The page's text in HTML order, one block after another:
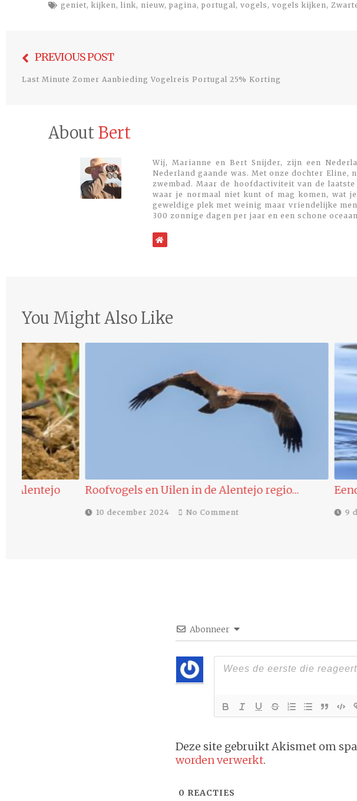
geniet, kijken, link, nieuw, pagina, portugal, vogels , vogels kijken,
navigatie
PREVIOUS POST
Last Minute Zomer Aanbieding Vogelreis Portugal 25% Korting
About Bert
Wij, Marianne en Bert Snijder, zijn een
Nederland gaande was. Met onze dochter
zwembad. Maar de hoofdactiviteit van de
waar je normaal niet kunt of mag komen, wat
geweldige plek met weinig maar vriendelijke
300 zonnige dagen per jaar en een schone
You Might Also Like
Roofvogels en Uilen in de Alentejo regio…
10 december 2024 No Comment
Eenden in de
9 december 2024
Abonneer
Deze site gebruikt Akismet om
worden verwerkt.
0 REACTIES